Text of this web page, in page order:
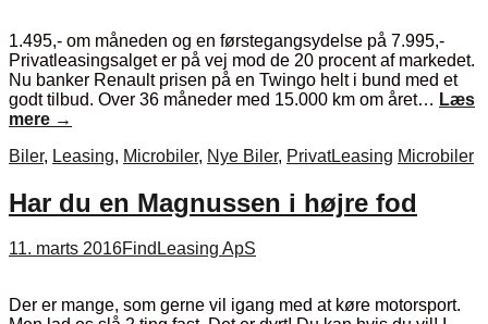
1.495,- om måneden og en førstegangsydelse på 7.995,-
Privatleasingsalget er på vej mod de 20 procent af markedet.
Nu banker Renault prisen på en Twingo helt i bund med et
godt tilbud. Over 36 måneder med 15.000 km om året… Læs
mere →
Biler, Leasing, Microbiler, Nye Biler, PrivatLeasing Microbiler
Har du en Magnussen i højre fod
11. marts 2016FindLeasing ApS
Der er mange, som gerne vil igang med at køre motorsport.